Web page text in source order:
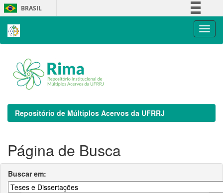
Skip
navigation
BRASIL
Repositório de Múltiplos Acervos da UFRRJ
Página de Busca
Buscar em: